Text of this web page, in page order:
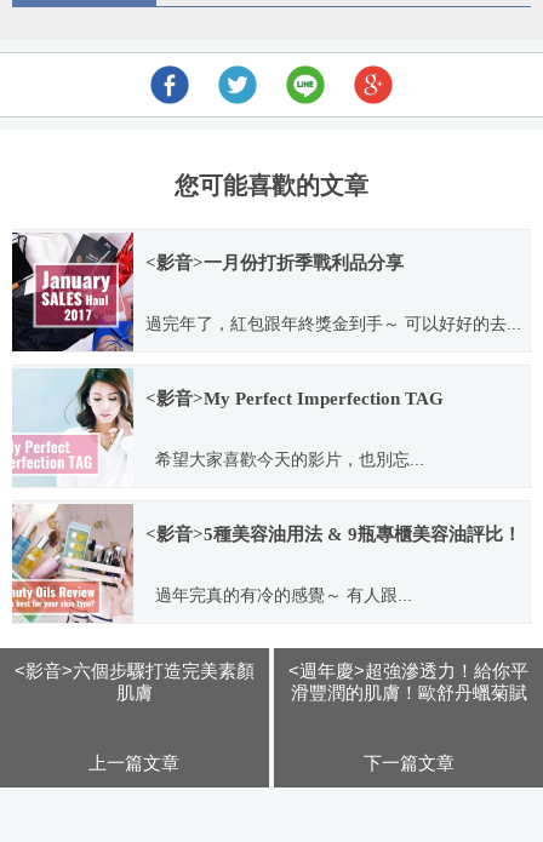
您可能喜歡的文章
<影音>一月份打折季戰利品分享
過完年了，紅包跟年終獎金到手～ 可以好好的去...
2017.02.02
<影音>My Perfect Imperfection TAG
希望大家喜歡今天的影片，也別忘...
2017.11.21
<影音>5種美容油用法 & 9瓶專櫃美容油評比！
過年完真的有冷的感覺～ 有人跟...
<影音>六個步驟打造完美素顏
肌膚
上一篇文章
<週年慶>超強滲透力！給你平
滑豐潤的肌膚！歐舒丹蠟菊賦
下一篇文章